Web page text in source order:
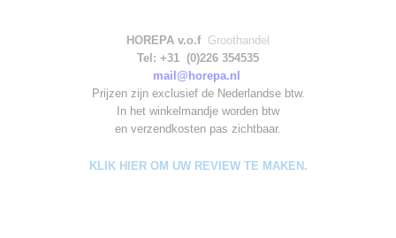
HOREPA v.o.f Groothandel
Tel: +31 (0)226 354535
mail@horepa.nl
Prijzen zijn exclusief de Nederlandse btw.
In het winkelmandje worden btw
en verzendkosten pas zichtbaar.
KLIK HIER OM UW REVIEW TE MAKEN.